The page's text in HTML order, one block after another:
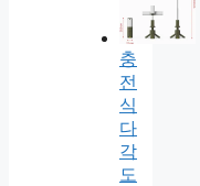
충
전
식
다
각
도